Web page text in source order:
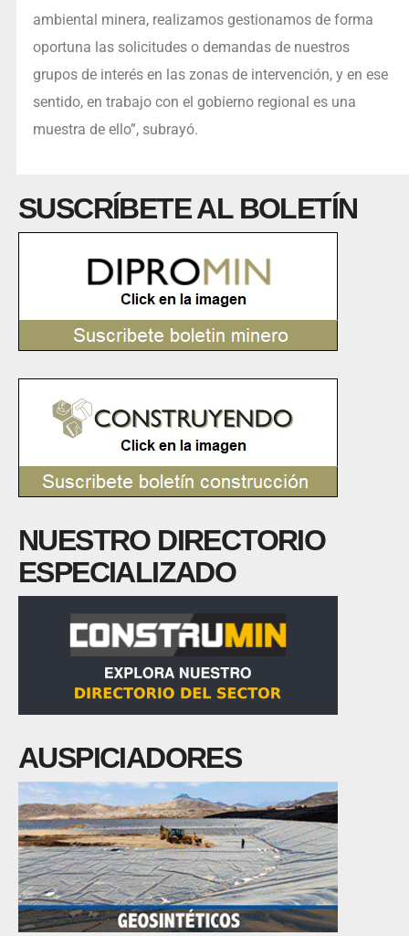
ambiental minera, realizamos gestionamos de forma
oportuna las solicitudes o demandas de nuestros
grupos de interés en las zonas de intervención, y en ese
sentido, en trabajo con el gobierno regional es una
muestra de ello”, subrayó.
SUSCRÍBETE AL BOLETÍN
NUESTRO DIRECTORIO
ESPECIALIZADO
AUSPICIADORES